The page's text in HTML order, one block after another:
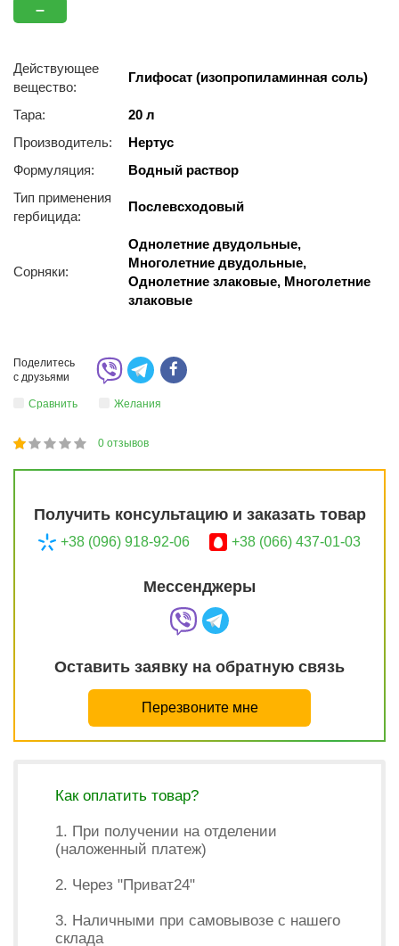
–
Действующее
вещество:
Глифосат (изопропиламинная соль)
Тара:
20 л
Производитель:
Нертус
Формуляция:
Водный раствор
Тип применения
гербицида:
Послевсходовый
Сорняки:
Однолетние двудольные,
Многолетние двудольные,
Однолетние злаковые, Многолетние
злаковые
Поделитесь
с друзьями
Сравнить Желания
20
1
2
3
4
5 0 отзывов
Получить консультацию и заказать товар
+38 (096) 918-92-06 +38 (066) 437-01-03
Мессенджеры
Оставить заявку на обратную связь
Перезвоните мне
Как оплатить товар?
1. При получении на отделении
(наложенный платеж)
2. Через "Приват24"
3. Наличными при самовывозе с нашего
склада